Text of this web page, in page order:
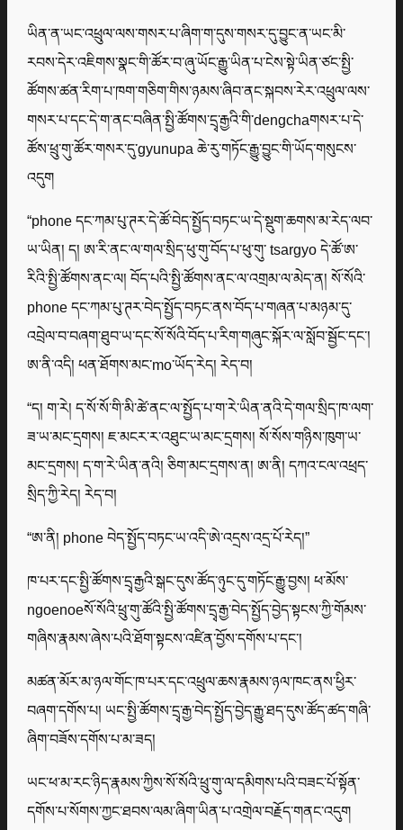
ཡིན་ན་ཡང་འཕྲུལ་ལས་གསར་པ་ཞིག་ག་དུས་གསར་དུ་བྱུང་ན་ཡང་མི་
རབས་དེར་འཇིགས་སྣང་གི་ཚོར་བ་ཞུ་ཡོང་རྒྱུ་ཡིན་པ་ངེས་སྟེ་ཡིན་ཙང་སྤྱི་
ཚོགས་ཚན་རིག་པ་ཁག་གཅིག་གིས་ཉམས་ཞིབ་ནང་སྐབས་རེར་འཕྲུལ་ལས་
གསར་པ་དང་དེ་ག་ནང་བཞིན་སྤྱི་ཚོགས་དྲྭ་རྒྱའི་གི་dengchaགསར་པ་དེ་
ཚོས་ཕྲུ་གུ་ཚོར་གསར་དུ་gyunupa ཆེ་རུ་གཏོང་རྒྱུ་བྱུང་གི་ཡོད་གསུངས་
འདུག
“phone དང་ཀམ་པུ་ཊར་དེ་ཚོ་བེད་སྤྱོད་བཏང་ཡ་དེ་སྡུག་ཆགས་མ་རེད་ལབ་
ཡ་ཡིན། ད། ཨ་རི་ནང་ལ་གལ་སྲིད་ཕུ་གུ་བོད་པ་ཕུ་གུ་ tsargyo དེ་ཚོ་ཨ་
རིའི་སྤྱི་ཚོགས་ནང་ལ། བོད་པའི་སྤྱི་ཚོགས་ནང་ལ་འགྲམ་ལ་མེད་ན། སོ་སོའི་
phone དང་ཀམ་པུ་ཊར་བེད་སྤྱོད་བཏང་ནས་བོད་པ་གཞན་པ་མཉམ་དུ་
འབྲེལ་བ་བཞག་ཐུབ་ཡ་དང་སོ་སོའི་བོད་པ་རིག་གཞུང་སྐོར་ལ་སློབ་སྦྱོང་དང་།
ཨ་ནི་འདི། ཕན་ཐོགས་མང་mo་ཡོད་རེད། རེད་བ།
“ད། ག་རེ། ད་སོ་སོ་གི་མི་ཚེ་ནང་ལ་སྤྱོད་པ་ག་རེ་ཡིན་ནའི་དེ་གལ་སྲིད་ཁ་ལག་
ཟ་ཡ་མང་དྲགས། ཇ་མངར་ར་འཐུང་ཡ་མང་དྲགས། སོ་སོས་གཉིས་ཁུག་ཡ་
མང་དྲགས། ད་ག་རེ་ཡིན་ནའི། ཅིག་མང་དྲགས་ན། ཨ་ནི། དཀའ་ངལ་འཕྲད་
སྲིད་ཀྱི་རེད། རེད་བ།
“ཨ་ནི། phone བེད་སྤྱོད་བཏང་ཡ་འདི་ཨེ་འདྲས་འདྲ་པོ་རེད།”
ཁ་པར་དང་སྤྱི་ཚོགས་དྲྭ་རྒྱའི་སྒང་དུས་ཚོད་ཉུང་དུ་གཏོང་རྒྱུ་བྱས། ཕ་མོས་
ngoenoeསོ་སོའི་ཕྲུ་གུ་ཚོའི་སྤྱི་ཚོགས་དྲྭ་རྒྱ་བེད་སྤྱོད་བྱེད་སྟངས་ཀྱི་གོམས་
གཞིས་རྣམས་ཞེས་པའི་ཐོག་སྟངས་འཛིན་བྱོས་དགོས་པ་དང་།
མཚན་མོར་མ་ཉལ་གོང་ཁ་པར་དང་འཕྲུལ་ཆས་རྣམས་ཉལ་ཁང་ནས་ཕྱིར་
བཞག་དགོས་པ། ཡང་སྤྱི་ཚོགས་དྲྭ་རྒྱ་བེད་སྤྱོད་བྱེད་རྒྱུ་ཐད་དུས་ཚོད་ཚད་གཞི་
ཞིག་བཟོས་དགོས་པ་མ་ཟད།
ཡང་ཕ་མ་རང་ཉིད་རྣམས་ཀྱིས་སོ་སོའི་ཕྲུ་གུ་ལ་དམིགས་པའི་བཟང་པོ་སྟོན་
དགོས་པ་སོགས་ཀྱང་ཐབས་ལམ་ཞིག་ཡིན་པ་འགྲེལ་བརྗོད་གནང་འདུག